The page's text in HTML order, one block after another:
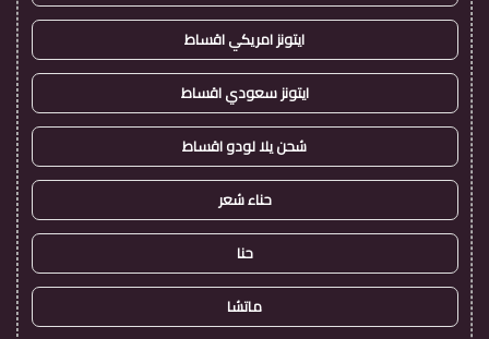
ايتونز امريكي اقساط
ايتونز سعودي اقساط
شحن يلا لودو اقساط
حناء شعر
حنا
ماتشا